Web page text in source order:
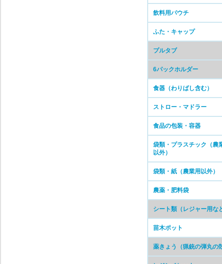
飲料用パウチ
ふた・キャップ
プルタブ
6パックホルダー
食器（わりばし含む）
ストロー・マドラー
食品の包装・容器
袋類・プラスチック（農
以外）
袋類・紙（農業用以外）
農薬・肥料袋
シート類（レジャー用な
苗木ポット
薬きょう（猟銃の弾丸の